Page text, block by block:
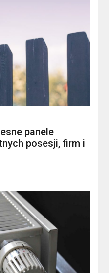
panele
posesji, firm i